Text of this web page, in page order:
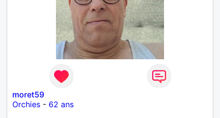
moret59
Orchies - 62 ans